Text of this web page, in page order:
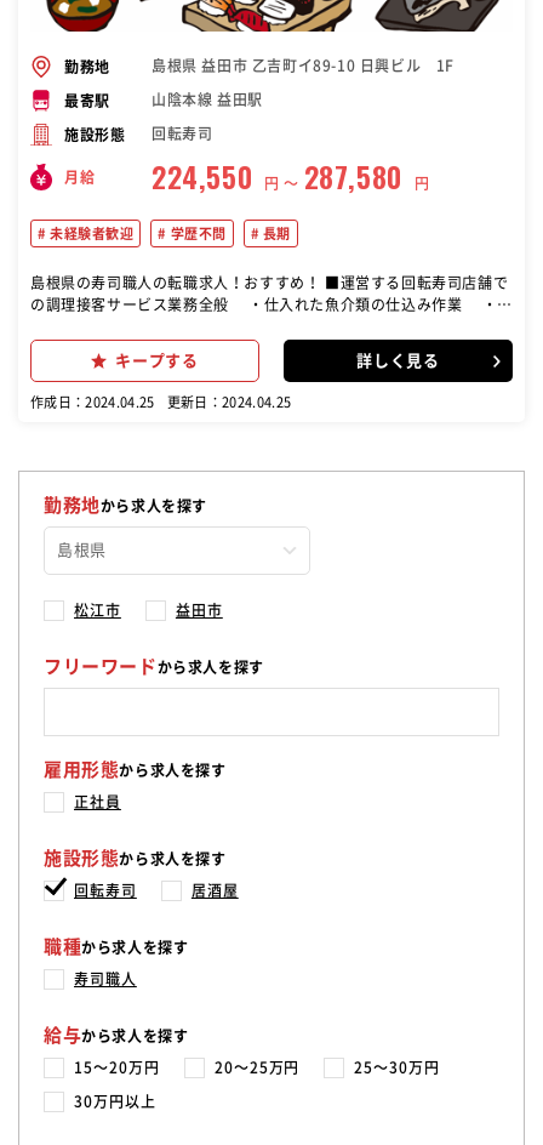
勤務地 島根県 益田市 乙吉町イ89-10 日興ビル 1F
最寄駅 山陰本線 益田駅
施設形態 回転寿司
月給 224,550 円 〜 287,580 円
未経験者歓迎 学歴不問 長期
島根県の寿司職人の転職求人！おすすめ！ ■運営する回転寿司店舗で
の調理接客サービス業務全般 ・仕入れた魚介類の仕込み作業 ・に
お客様に提供 ・店舗でのホールスタッフ作業 ■発注、仕入れ業務
・食材、備品類などの発注業務 ・月末の棚卸し業務 ■スタッフ採
用、教育、指導などのマネジメント業務 ・求人の企画、採用コンテ
験できますので、その分成長することができます。 また、店舗には正
社員、主婦のパートさんから大学生のアルバイトさんまで、年齢層幅
広く多くの方が勤務されております。 男女比率は女性6割、男性4割と
キープする 詳しく見る
作成日：2024.04.25 更新日：2024.04.25
勤務地から求人を探す
松江市 益田市
フリーワードから求人を探す
雇用形態から求人を探す
正社員
施設形態から求人を探す
回転寿司 居酒屋
職種から求人を探す
寿司職人
給与から求人を探す
15〜20万円 20〜25万円 25〜30万円
30万円以上